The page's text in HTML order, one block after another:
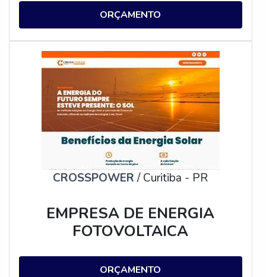
ORÇAMENTO
CROSSPOWER/ Curitiba - PR
EMPRESA DE ENERGIA
FOTOVOLTAICA
ORÇAMENTO